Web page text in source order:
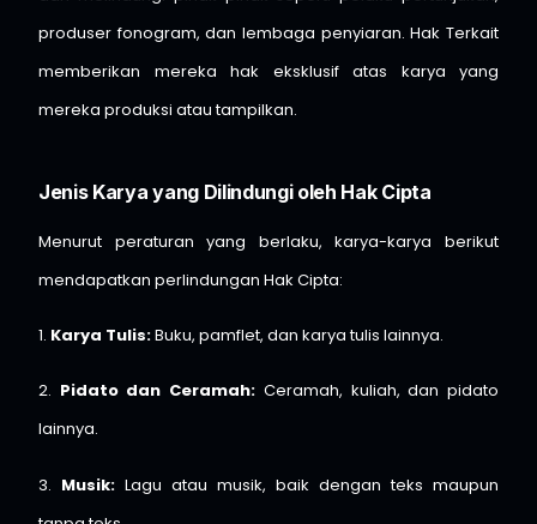
produser fonogram, dan lembaga penyiaran. Hak Terkait
memberikan mereka hak eksklusif atas karya yang
mereka produksi atau tampilkan.
Jenis Karya yang Dilindungi oleh Hak Cipta
Menurut peraturan yang berlaku, karya-karya berikut
mendapatkan perlindungan Hak Cipta:
1. Karya Tulis:Buku, pamflet, dan karya tulis lainnya.
2. Pidato dan Ceramah: Ceramah, kuliah, dan pidato
lainnya.
3. Musik: Lagu atau musik, baik dengan teks maupun